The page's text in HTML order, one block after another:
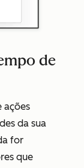
de
ações
da sua
for
que